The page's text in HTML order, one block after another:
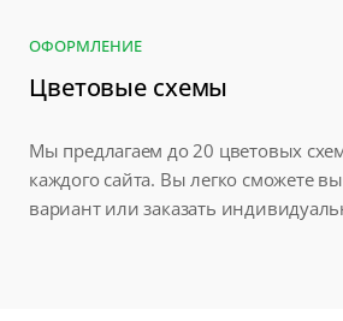
ОФОРМЛЕНИЕ
Цветовые схемы
Мы предлагаем до 20 цветовых
каждого сайта. Вы легко сможете
вариант или заказать